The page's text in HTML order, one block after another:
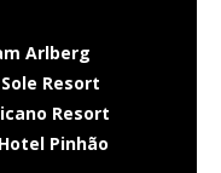
Arlberg
Resort
Resort
Pinhão